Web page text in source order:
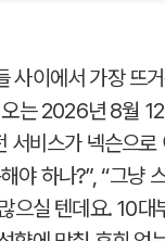
사이에서 가장 뜨
는 2026년 8월
비스가 넥슨으로
야 하나?”, “그냥
으실 텐데요. 10